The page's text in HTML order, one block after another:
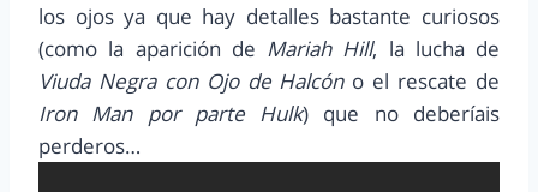
los ojos ya que hay detalles bastante curiosos
(como la aparición de Mariah Hill, la lucha de
Viuda Negra con Ojo de Halcóno el rescate de
Iron Man por parte Hulk) que no deberíais
perderos…